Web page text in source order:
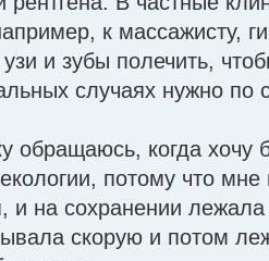
к массажисту,
и зубы полечить,
случаях нужно по
обращаюсь, когда хочу
потому что
и на сохранении
скорую и потом